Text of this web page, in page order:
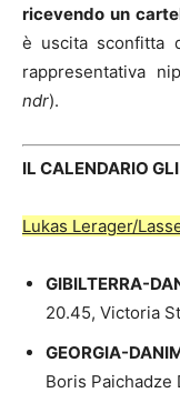
ricevendo un
è uscita sconfitta
rappresentativa
ndr).
IL CALENDARIO
Lukas Lerager/
GIBILTERRA-
20.45, Victoria
GEORGIA-
Boris Paichadze